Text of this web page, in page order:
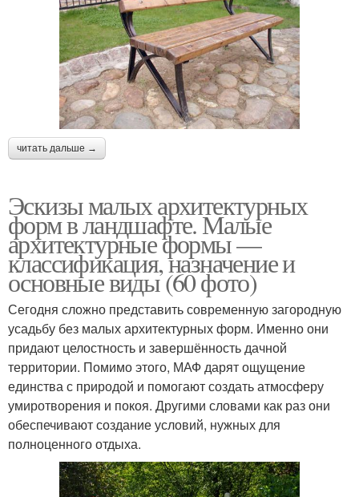
читать дальше →
Эскизы малых архитектурных
форм в ландшафте. Малые
архитектурные формы —
классификация, назначение и
основные виды (60 фото)
Сегодня сложно представить современную загородную
усадьбу без малых архитектурных форм. Именно они
придают целостность и завершённость дачной
территории. Помимо этого, МАФ дарят ощущение
единства с природой и помогают создать атмосферу
умиротворения и покоя. Другими словами как раз они
обеспечивают создание условий, нужных для
полноценного отдыха.